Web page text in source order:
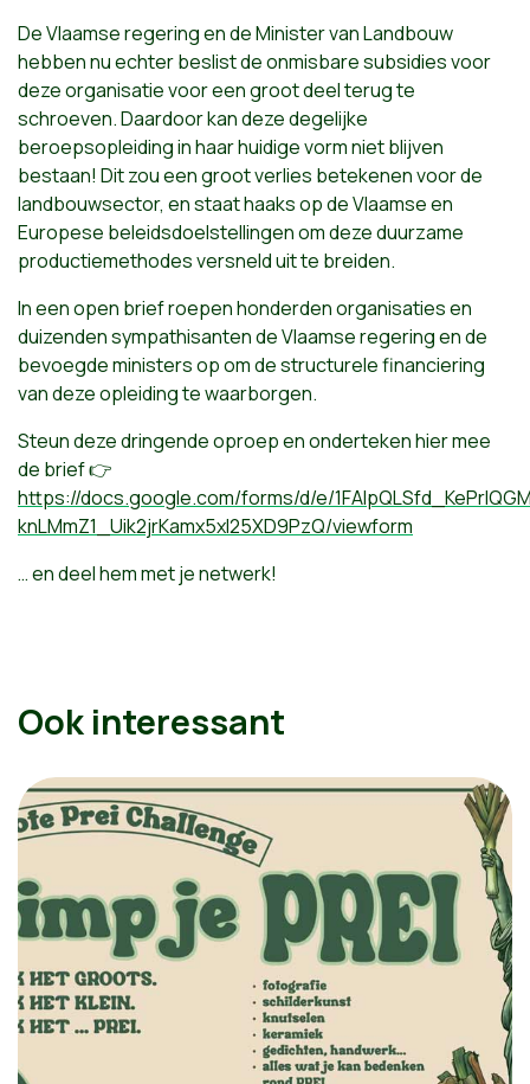
De Vlaamse regering en de Minister van Landbouw
hebben nu echter beslist de onmisbare subsidies voor
deze organisatie voor een groot deel terug te
schroeven. Daardoor kan deze degelijke
beroepsopleiding in haar huidige vorm niet blijven
bestaan! Dit zou een groot verlies betekenen voor de
landbouwsector, en staat haaks op de Vlaamse en
Europese beleidsdoelstellingen om deze duurzame
productiemethodes versneld uit te breiden.
In een open brief roepen honderden organisaties en
duizenden sympathisanten de Vlaamse regering en de
bevoegde ministers op om de structurele financiering
van deze opleiding te waarborgen.
Steun deze dringende oproep en onderteken hier mee
de brief👉
https://docs.google.com/forms/d/e/
knLMmZ1_Uik2jrKamx5xl25XD9PzQ/viewform
… en deel hem met je netwerk!
Ook interessant